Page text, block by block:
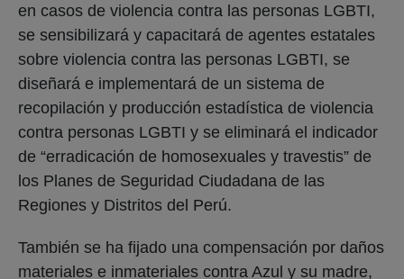
en casos de violencia contra las personas LGBTI,
se sensibilizará y capacitará de agentes estatales
sobre violencia contra las personas LGBTI, se
diseñará e implementará de un sistema de
recopilación y producción estadística de violencia
contra personas LGBTI y se eliminará el indicador
de “erradicación de homosexuales y travestis” de
los Planes de Seguridad Ciudadana de las
Regiones y Distritos del Perú.
También se ha fijado una compensación por daños
materiales e inmateriales contra Azul y su madre,